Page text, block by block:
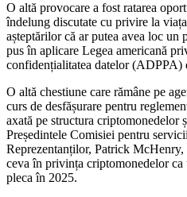
O altă provocare a fost ratarea
îndelung discutate cu privire la
așteptărilor că ar putea avea loc un
pus în aplicare Legea americană
confidențialitatea datelor (ADPPA)
O altă chestiune care rămâne pe
curs de desfășurare pentru
axată pe structura criptomonedelor
Președintele Comisiei pentru
Reprezentanților, Patrick
ceva în privința criptomonedelor ca
pleca în 2025.